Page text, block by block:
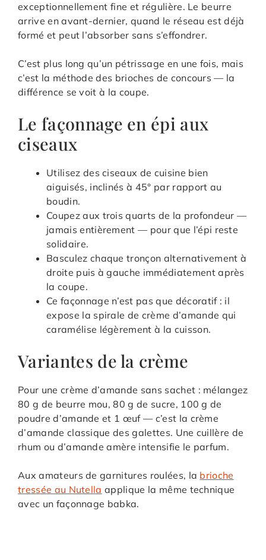
exceptionnellement fine et régulière. Le beurre
arrive en avant-dernier, quand le réseau est déjà
formé et peut l’absorber sans s’effondrer.
C’est plus long qu’un pétrissage en une fois, mais
c’est la méthode des brioches de concours — la
différence se voit à la coupe.
Le façonnage en épi aux
ciseaux
Utilisez des ciseaux de cuisine bien
aiguisés, inclinés à 45° par rapport au
boudin.
Coupez aux trois quarts de la profondeur —
jamais entièrement — pour que l’épi reste
solidaire.
Basculez chaque tronçon alternativement à
droite puis à gauche immédiatement après
la coupe.
Ce façonnage n’est pas que décoratif : il
expose la spirale de crème d’amande qui
caramélise légèrement à la cuisson.
Variantes de la crème
Pour une crème d’amande sans sachet : mélangez
80 g de beurre mou, 80 g de sucre, 100 g de
poudre d’amande et 1 œuf — c’est la crème
d’amande classique des galettes. Une cuillère de
rhum ou d’amande amère intensifie le parfum.
Aux amateurs de garnitures roulées, la brioche
tressée au Nutella applique la même technique
avec un façonnage babka.